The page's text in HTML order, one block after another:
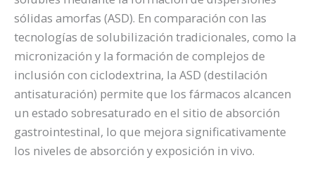
sólidas amorfas (ASD). En comparación con las
tecnologías de solubilización tradicionales, como la
micronización y la formación de complejos de
inclusión con ciclodextrina, la ASD (destilación
antisaturación) permite que los fármacos alcancen
un estado sobresaturado en el sitio de absorción
gastrointestinal, lo que mejora significativamente
los niveles de absorción y exposición in vivo.